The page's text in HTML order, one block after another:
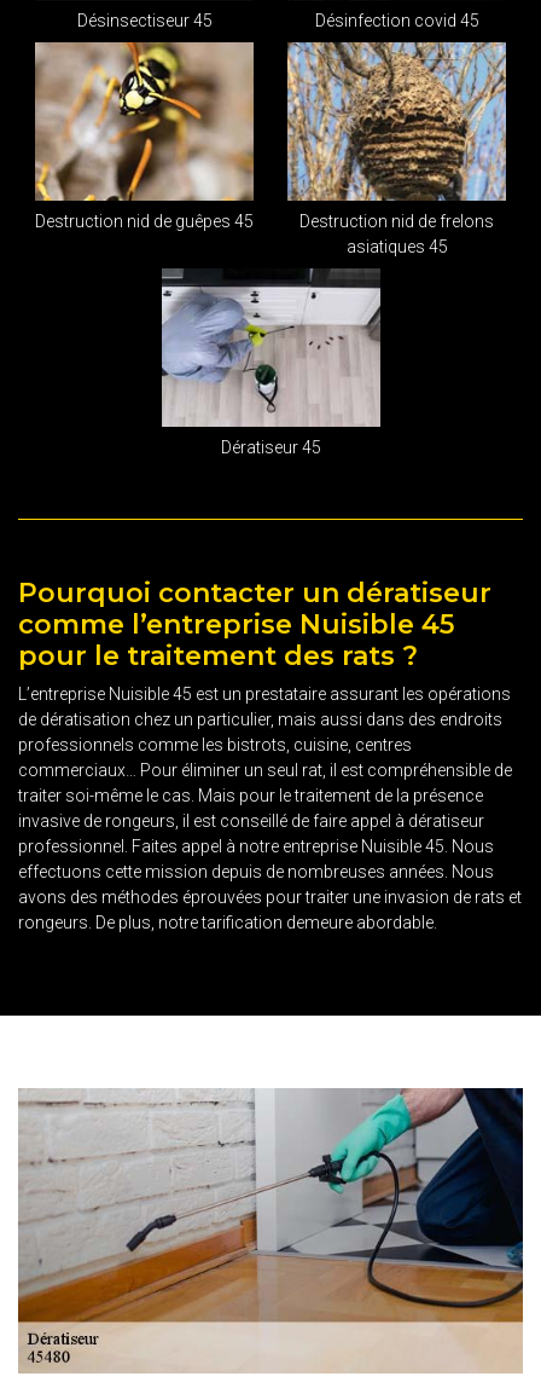
Désinsectiseur 45 Désinfection covid 45
Destruction nid de guêpes 45
Destruction nid de frelons
asiatiques 45
Dératiseur 45
Pourquoi contacter un dératiseur
comme l’entreprise Nuisible 45
pour le traitement des rats ?
L’entreprise Nuisible 45 est un prestataire assurant les opérations
de dératisation chez un particulier, mais aussi dans des endroits
professionnels comme les bistrots, cuisine, centres
commerciaux… Pour éliminer un seul rat, il est compréhensible de
traiter soi-même le cas. Mais pour le traitement de la présence
invasive de rongeurs, il est conseillé de faire appel à dératiseur
professionnel. Faites appel à notre entreprise Nuisible 45. Nous
effectuons cette mission depuis de nombreuses années. Nous
avons des méthodes éprouvées pour traiter une invasion de rats et
rongeurs. De plus, notre tarification demeure abordable.